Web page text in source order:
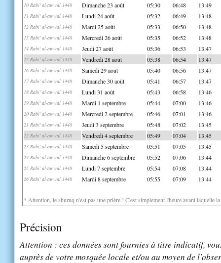
10 Rabi' al-awwal 1448 Dimanche 23 août 05:30 06:48 13:49
11 Rabi' al-awwal 1448 Lundi 24 août 05:32 06:49 13:48
12 Rabi' al-awwal 1448 Mardi 25 août 05:33 06:50 13:48
13 Rabi' al-awwal 1448 Mercredi 26 août 05:35 06:52 13:48
14 Rabi' al-awwal 1448 Jeudi 27 août 05:36 06:53 13:47
15 Rabi' al-awwal 1448 Vendredi 28 août 05:38 06:54 13:47
16 Rabi' al-awwal 1448 Samedi 29 août 05:40 06:56 13:47
17 Rabi' al-awwal 1448 Dimanche 30 août 05:41 06:57 13:47
18 Rabi' al-awwal 1448 Lundi 31 août 05:43 06:58 13:46
19 Rabi' al-awwal 1448 Mardi 1 septembre 05:44 07:00 13:46
20 Rabi' al-awwal 1448 Mercredi 2 septembre 05:46 07:01 13:46
21 Rabi' al-awwal 1448 Jeudi 3 septembre 05:48 07:02 13:45
22 Rabi' al-awwal 1448 Vendredi 4 septembre 05:49 07:04 13:45
23 Rabi' al-awwal 1448 Samedi 5 septembre 05:51 07:05 13:45
24 Rabi' al-awwal 1448 Dimanche 6 septembre 05:52 07:06 13:44
25 Rabi' al-awwal 1448 Lundi 7 septembre 05:54 07:08 13:44
26 Rabi' al-awwal 1448 Mardi 8 septembre 05:55 07:09 13:44
* Attention, le shuruq n'est pas une prière ! C'est simplement l'heure avant laquelle
Précision
Attention : ces données sont fournies à titre indicatif,
auprès de votre mosquée locale et/ou au moyen de